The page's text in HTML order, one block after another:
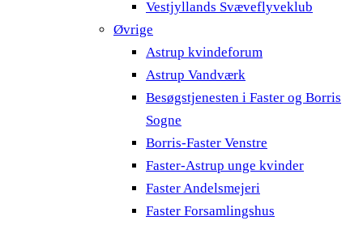
Vestjyllands Svæveflyveklub
Øvrige
Astrup kvindeforum
Astrup Vandværk
Besøgstjenesten i Faster og Borris
Sogne
Borris-Faster Venstre
Faster-Astrup unge kvinder
Faster Andelsmejeri
Faster Forsamlingshus